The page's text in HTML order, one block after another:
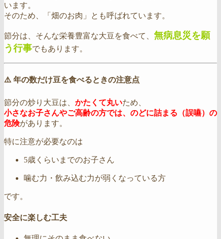
います。
そのため、「畑のお肉」とも呼ばれています。
節分は、そんな栄養豊富な大豆を食べて、 無病息災を願
う行事でもあります。
⚠️ 年の数だけ豆を食べるときの注意点
節分の炒り大豆は、 かたくて丸いため、
小さなお子さんやご高齢の方では、のどに詰まる（誤嚥）の
危険があります。
特に注意が必要なのは
5歳くらいまでのお子さん
噛む力・飲み込む力が弱くなっている方
です。
安全に楽しむ工夫